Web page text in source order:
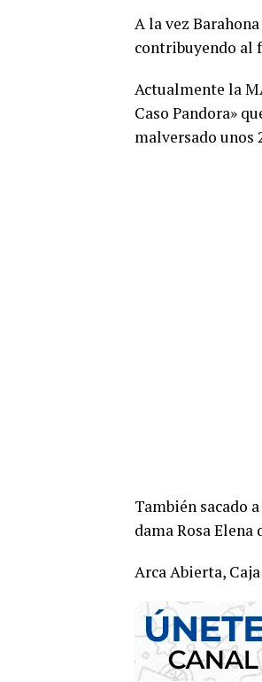
A la vez
contribuyendo al
Actualmente la
Caso Pandora»
malversado unos
También sacado
dama Rosa
Arca Abierta,